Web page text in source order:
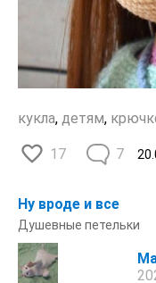
кукла, детям,
17 7
Ну вроде и все
Душевные петельки